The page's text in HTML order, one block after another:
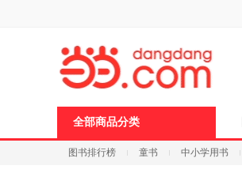
页
全部商品分类
图书排行榜 童书 中小学用书